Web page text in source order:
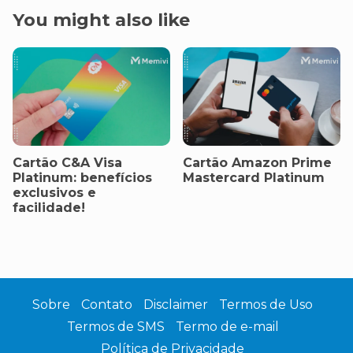
You might also like
Cartão C&A Visa
Platinum: benefícios
exclusivos e
facilidade!
Cartão Amazon Prime
Mastercard Platinum
Sobre Contato Disclaimer
Termos de Uso
Termos de SMS
Termo de e-mail
Política de Privacidade